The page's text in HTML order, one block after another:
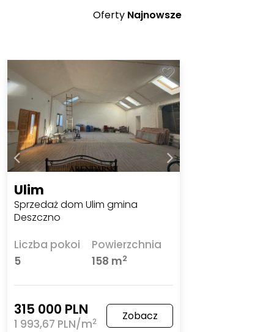
Oferty Najnowsze
Ulim
Sprzedaż dom Ulim gmina
Deszczno
Liczba pokoi
5
Powierzchnia
158 m2
315 000 PLN
1 993,67 PLN/m2 Zobacz